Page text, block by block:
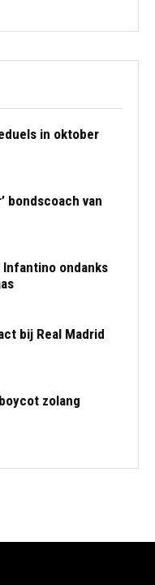
in oktober
bondscoach van
ondanks
bij Real Madrid
zolang